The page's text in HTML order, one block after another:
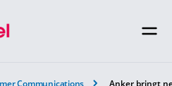
Communications Anker bringt